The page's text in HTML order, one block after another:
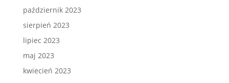
październik 2023
sierpień 2023
lipiec 2023
maj 2023
kwiecień 2023